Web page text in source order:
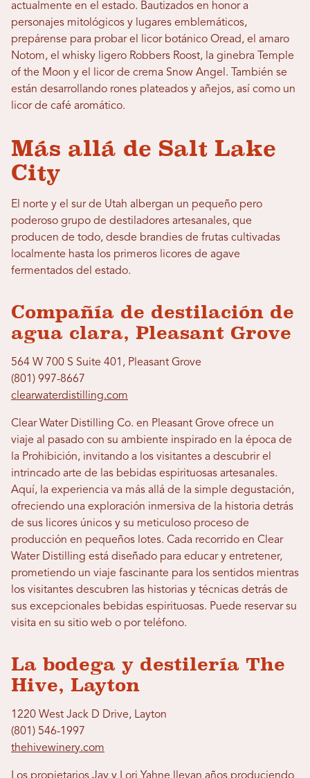
actualmente en el estado. Bautizados en honor a
personajes mitológicos y lugares emblemáticos,
prepárense para probar el licor botánico Oread, el amaro
Notom, el whisky ligero Robbers Roost, la ginebra Temple
of the Moon y el licor de crema Snow Angel. También se
están desarrollando rones plateados y añejos, así como un
licor de café aromático.
Más allá de Salt Lake
City
El norte y el sur de Utah albergan un pequeño pero
poderoso grupo de destiladores artesanales, que
producen de todo, desde brandies de frutas cultivadas
localmente hasta los primeros licores de agave
fermentados del estado.
Compañía de destilación de
agua clara, Pleasant Grove
564 W 700 S Suite 401, Pleasant Grove
(801) 997-8667
clearwaterdistilling.com
Clear Water Distilling Co. en Pleasant Grove ofrece un
viaje al pasado con su ambiente inspirado en la época de
la Prohibición, invitando a los visitantes a descubrir el
intrincado arte de las bebidas espirituosas artesanales.
Aquí, la experiencia va más allá de la simple degustación,
ofreciendo una exploración inmersiva de la historia detrás
de sus licores únicos y su meticuloso proceso de
producción en pequeños lotes. Cada recorrido en Clear
Water Distilling está diseñado para educar y entretener,
prometiendo un viaje fascinante para los sentidos mientras
los visitantes descubren las historias y técnicas detrás de
sus excepcionales bebidas espirituosas. Puede reservar su
visita en su sitio web o por teléfono.
La bodega y destilería The
Hive, Layton
1220 West Jack D Drive, Layton
(801) 546-1997
thehivewinery.com